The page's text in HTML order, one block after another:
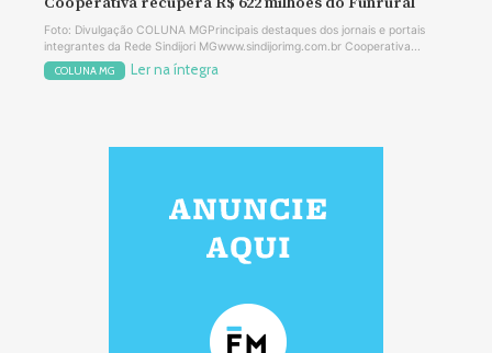
Foto: Divulgação COLUNA MGPrincipais destaques dos jornais e portais
integrantes da Rede Sindijori MGwww.sindijorimg.com.br Cooperativa...
COLUNA MG Ler na íntegra